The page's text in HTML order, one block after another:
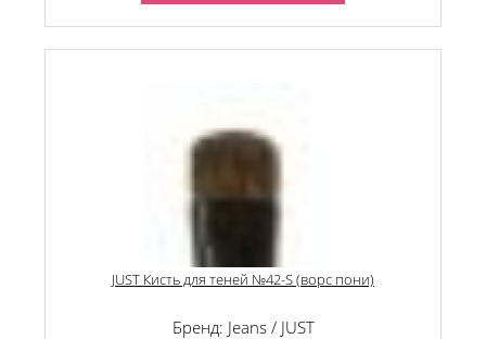
JUST Кисть для теней №42-S (ворс пони)
Бренд: Jeans / JUST